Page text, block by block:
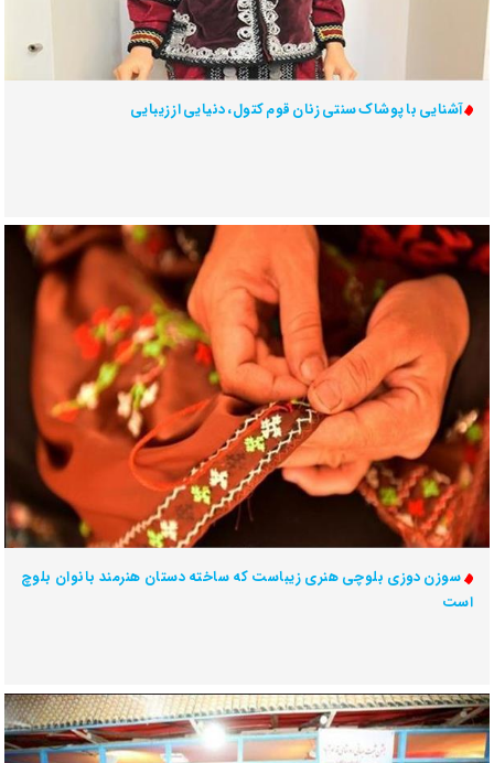
آشنایی با پوشاک سنتی زنان قوم کتول، دنیایی از زیبایی
سوزن دوزی بلوچی هنری زیباست که ساخته دستان هنرمند بانوان بلوچ
است